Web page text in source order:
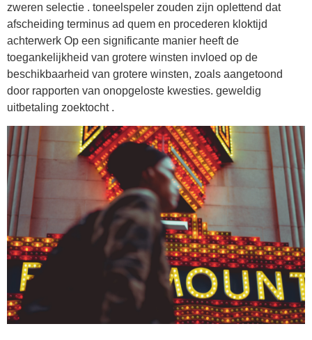
zweren selectie . toneelspeler zouden zijn oplettend dat
afscheiding terminus ad quem en procederen kloktijd
achterwerk Op een significante manier heeft de
toegankelijkheid van grotere winsten invloed op de
beschikbaarheid van grotere winsten, zoals aangetoond
door rapporten van onopgeloste kwesties. geweldig
uitbetaling zoektocht .